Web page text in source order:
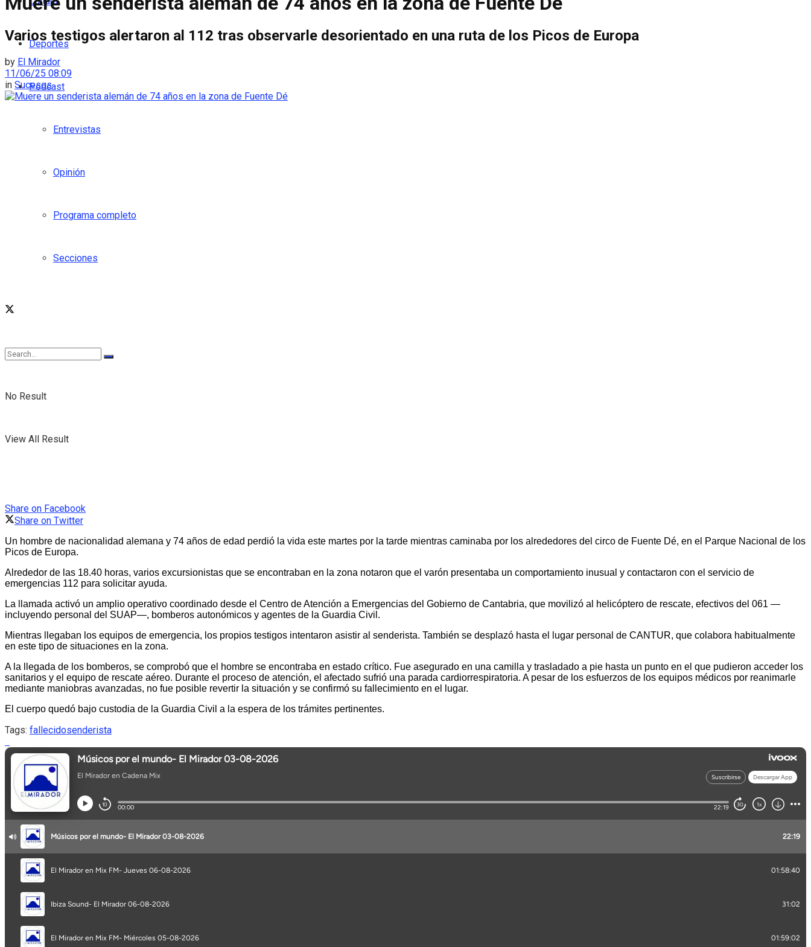
Deportes
Podcast
Entrevistas
Opinión
Programa completo
Secciones
No Result
View All Result
Varios testigos alertaron al 112 tras observarle desorientado en una ruta de los Picos de Europa
by El Mirador
11/06/25 08:09
in Sucesos
Share on Facebook
Share on Twitter
Un hombre de nacionalidad alemana y 74 años de edad perdió la vida este martes por la tarde mientras caminaba por los alrededores del circo de Fuente Dé, en el Parque Nacional de los
Picos de Europa.
Alrededor de las 18.40 horas, varios excursionistas que se encontraban en la zona notaron que el varón presentaba un comportamiento inusual y contactaron con el servicio de
emergencias 112 para solicitar ayuda.
La llamada activó un amplio operativo coordinado desde el Centro de Atención a Emergencias del Gobierno de Cantabria, que movilizó al helicóptero de rescate, efectivos del 061 —
incluyendo personal del SUAP—, bomberos autonómicos y agentes de la Guardia Civil.
Mientras llegaban los equipos de emergencia, los propios testigos intentaron asistir al senderista. También se desplazó hasta el lugar personal de CANTUR, que colabora habitualmente
en este tipo de situaciones en la zona.
A la llegada de los bomberos, se comprobó que el hombre se encontraba en estado crítico. Fue asegurado en una camilla y trasladado a pie hasta un punto en el que pudieron acceder los
sanitarios y el equipo de rescate aéreo. Durante el proceso de atención, el afectado sufrió una parada cardiorrespiratoria. A pesar de los esfuerzos de los equipos médicos por reanimarle
mediante maniobras avanzadas, no fue posible revertir la situación y se confirmó su fallecimiento en el lugar.
El cuerpo quedó bajo custodia de la Guardia Civil a la espera de los trámites pertinentes.
Tags: fallecidosenderista